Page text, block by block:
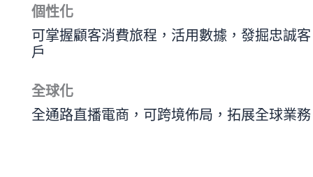
個性化
可掌握顧客消費旅程，活用數據，發掘忠誠客
戶
全球化
全通路直播電商，可跨境佈局，拓展全球業務